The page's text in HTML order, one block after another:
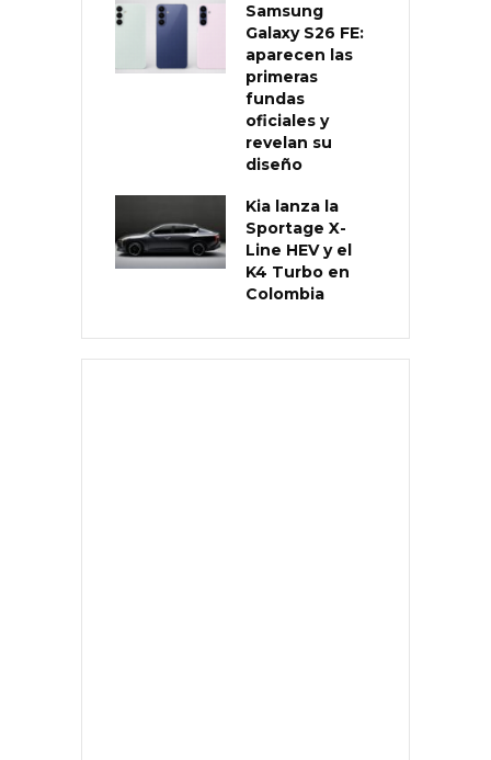
Samsung
Galaxy S26 FE:
aparecen las
primeras
fundas
oficiales y
revelan su
diseño
Kia lanza la
Sportage X-
Line HEV y el
K4 Turbo en
Colombia